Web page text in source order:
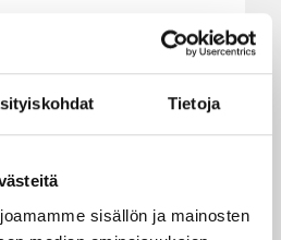
Tietoja
sisällön ja mainosten
BC Nokian
toimii kauden